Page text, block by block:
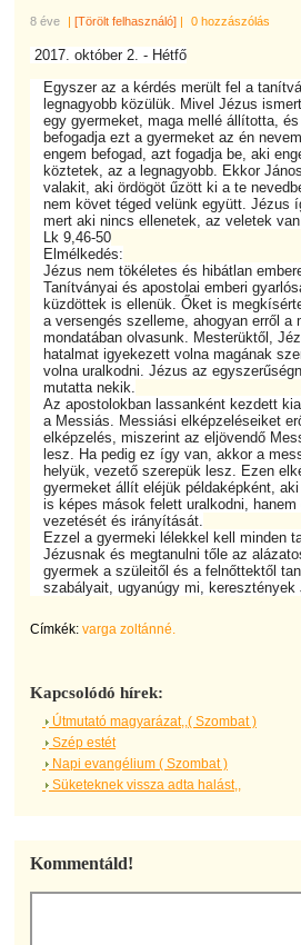
8 éve | [Törölt felhasználó] | 0 hozzászólás
2017. október 2. - Hétfő
Egyszer az a kérdés merült fel a
legnagyobb közülük. Mivel Jézus
egy gyermeket, maga mellé állította,
befogadja ezt a gyermeket az én
engem befogad, azt fogadja be, aki
köztetek, az a legnagyobb. Ekkor
valakit, aki ördögöt űzött ki a te
nem követ téged velünk együtt. Jézus
mert aki nincs ellenetek, az veletek
Lk 9,46-50
Elmélkedés:
Jézus nem tökéletes és hibátlan
Tanítványai és apostolai emberi
küzdöttek is ellenük. Őket is
a versengés szelleme, ahogyan erről a
mondatában olvasunk. Mesterüktől,
hatalmat igyekezett volna magának
volna uralkodni. Jézus az
mutatta nekik.
Az apostolokban lassanként kezdett
a Messiás. Messiási elképzeléseiket
elképzelés, miszerint az eljövendő
lesz. Ha pedig ez így van, akkor a
helyük, vezető szerepük lesz. Ezen
gyermeket állít eléjük példaképként,
is képes mások felett uralkodni,
vezetését és irányítását.
Ezzel a gyermeki lélekkel kell minden
Jézusnak és megtanulni tőle az
gyermek a szüleitől és a felnőttektől
szabályait, ugyanúgy mi, keresztények
Címkék: varga zoltánné.
Kapcsolódó hírek:
Útmutató magyarázat,,( Szombat )
Szép estét
Napi evangélium ( Szombat )
Süketeknek vissza adta halást,,
Kommentáld!